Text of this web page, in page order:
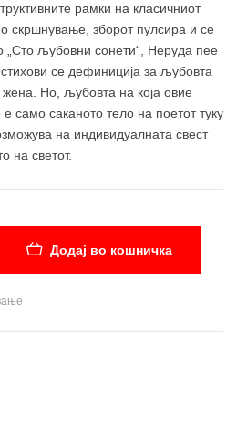
рамки на класичниот
скршнување, зборот пулсира и се
„Сто љубовни сонети“, Неруда пее
се дефиниција за љубовта
жена. Но, љубовта на која овие
само саканото тело на поетот туку
на индивидуалната свест
на светот.
Додај во кошничка